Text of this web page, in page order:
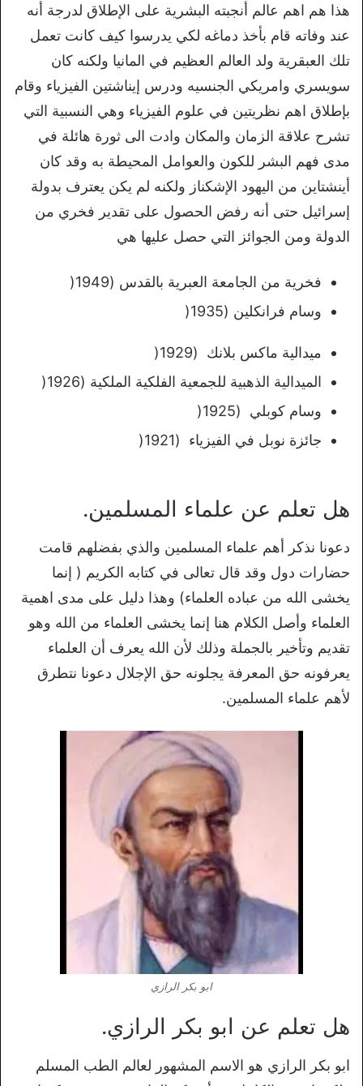
هذا هم اهم عالم أنجبته البشرية على الإطلاق لدرجة أنه
عند وفاته قام بأخذ دماغه لكي يدرسوا كيف كانت تعمل
تلك العبقرية ولد العالم العظيم في المانيا ولكنه كان
سويسري وامريكي الجنسيه ودرس إيناشتين الفيزياء وقام
بإطلاق اهم نظريتين في علوم الفيزياء وهي النسبية التي
تشرح علاقة الزمان والمكان وادت الى ثورة هائلة في
مدى فهم البشر للكون والعوامل المحيطة به وقد كان
أينشتاين من اليهود الإشكناز ولكنه لم يكن يعترف بدولة
إسرائيل حتى أنه رفض الحصول على تقدير فخري من
الدولة ومن الجوائز التي حصل عليها هي
فخرية من الجامعة العبرية بالقدس (1949(
وسام فرانكلين (1935(
ميدالية ماكس بلانك (1929(
الميدالية الذهبية للجمعية الفلكية الملكية (1926(
وسام كوبلي (1925(
جائزة نوبل في الفيزياء (1921(
هل تعلم عن علماء المسلمين.
دعونا نذكر أهم علماء المسلمين والذي بفضلهم قامت
حضارات دول وقد قال تعالى في كتابه الكريم ( إنما
يخشى الله من عباده العلماء) وهذا دليل على مدى اهمية
العلماء وأصل الكلام هنا إنما يخشى العلماء من الله وهو
تقديم وتأخير بالجملة وذلك لأن الله يعرف أن العلماء
يعرفونه حق المعرفة يجلونه حق الإجلال دعونا نتطرق
لأهم علماء المسلمين.
ابو بكر الرازي
هل تعلم عن ابو بكر الرازي.
ابو بكر الرازي هو الاسم المشهور لعالم الطب المسلم